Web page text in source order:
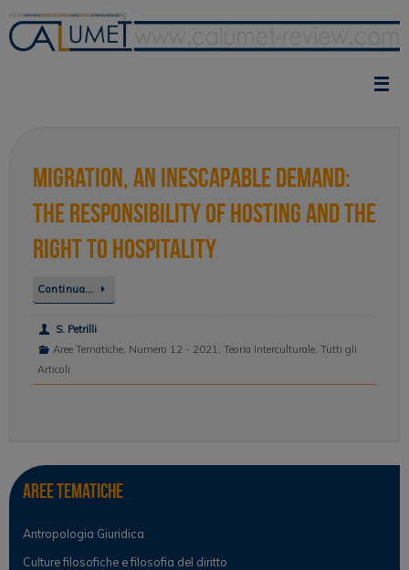
contenuto
Migration, an Inescapable Demand:
The Responsibility of Hosting and the
Right to Hospitality
Continua…
S. Petrilli
Aree Tematiche, Numero 12 - 2021 Teoria Interculturale, Tutti gli
Articoli
Aree tematiche
Antropologia Giuridica
Culture filosofiche e filosofia del diritto